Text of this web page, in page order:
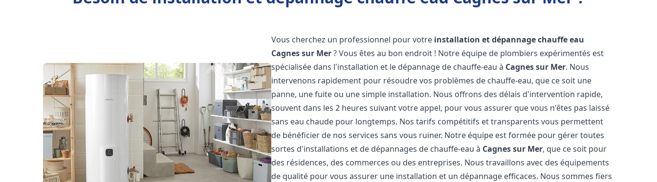
Vous cherchez un professionnel pour votre installation et dépannage chauffe eau
Cagnes sur Mer? Vous êtes au bon endroit ! Notre équipe de plombiers expérimentés est
spécialisée dans l'installation et le dépannage de chauffe-eau à Cagnes sur Mer. Nous
intervenons rapidement pour résoudre vos problèmes de chauffe-eau, que ce soit une
panne, une fuite ou une simple installation. Nous offrons des délais d'intervention rapide,
souvent dans les 2 heures suivant votre appel, pour vous assurer que vous n'êtes pas laissé
sans eau chaude pour longtemps. Nos tarifs compétitifs et transparents vous permettent
de bénéficier de nos services sans vous ruiner. Notre équipe est formée pour gérer toutes
sortes d'installations et de dépannages de chauffe-eau à Cagnes sur Mer, que ce soit pour
des résidences, des commerces ou des entreprises. Nous travaillons avec des équipements
de qualité pour vous assurer une installation et un dépannage efficaces. Nous sommes fiers